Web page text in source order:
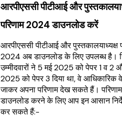
आरपीएससी पीटीआई और
परिणाम 2024 डाउनलोड करें
आरपीएससी पीटीआई और पुस्तकालयाध्यक्ष
2024 अब डाउनलोड के लिए उपलब्ध है।
उम्मीदवारों ने 5 मई 2025 को पेपर 1 व 2
2025 को पेपर 3 दिया था, वे आधिकारिक
जाकर अपना परिणाम देख सकते हैं।
डाउनलोड करने के लिए आप इन आसान
कर सकते हैं:-